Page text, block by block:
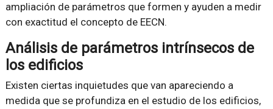
ampliación de parámetros que formen y ayuden a medir
con exactitud el concepto de EECN.
Análisis de parámetros intrínsecos de
los edificios
Existen ciertas inquietudes que van apareciendo a
medida que se profundiza en el estudio de los edificios,